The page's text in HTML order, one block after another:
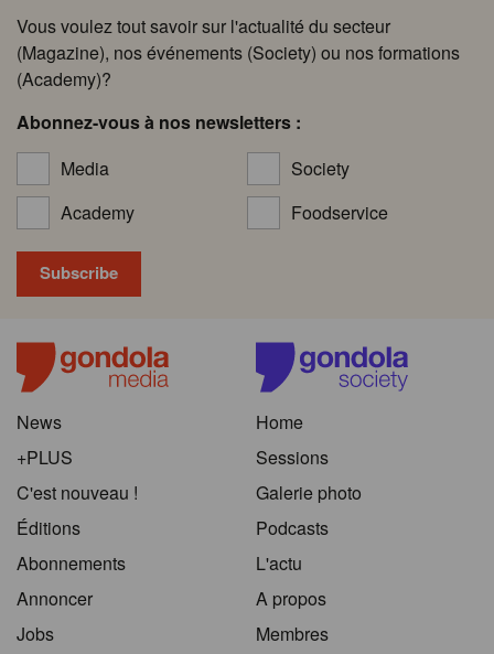
Vous voulez tout savoir sur l'actualité du secteur
(Magazine), nos événements (Society) ou nos formations
(Academy)?
Abonnez-vous à nos newsletters :
Media
Society
Academy
Foodservice
News
+PLUS
C'est nouveau !
Éditions
Abonnements
Annoncer
Jobs
Home
Sessions
Galerie photo
Podcasts
L'actu
A propos
Membres